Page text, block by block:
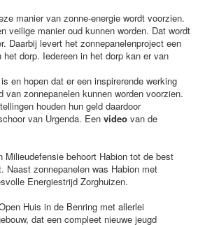
manier van zonne-energie wordt voorzien.
veilige manier oud kunnen worden. Dat wordt
Daarbij levert het zonnepanelenproject een
dorp. Iedereen in het dorp kan er van
en hopen dat er een inspirerende werking
zonnepanelen kunnen worden voorzien.
houden hun geld daardoor
van Urgenda. Een video van de
behoort Habion tot de best
Naast zonnepanelen was Habion met
Energiestrijd Zorghuizen.
Huis in de Benring met allerlei
dat een compleet nieuwe jeugd